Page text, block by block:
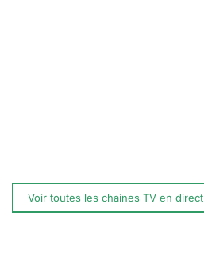
Voir toutes les chaines TV en direct